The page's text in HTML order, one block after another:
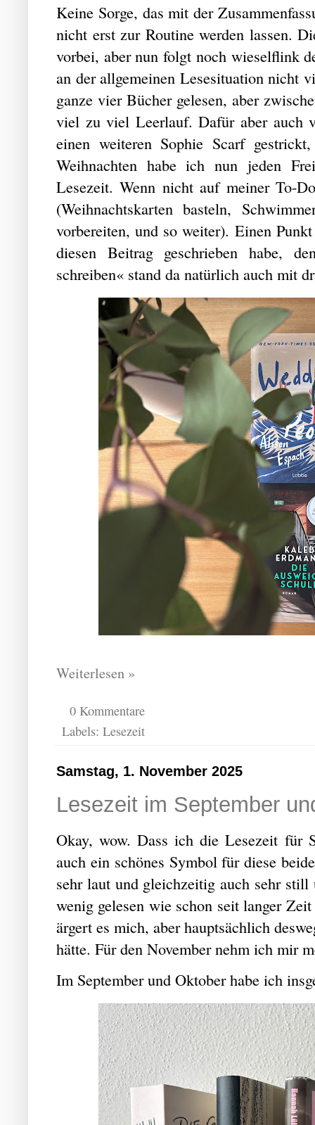
Keine Sorge, das mit der
nicht erst zur Routine werden lassen.
vorbei, aber nun folgt noch wieselflink
an der allgemeinen Lesesituation nicht
ganze vier Bücher gelesen, aber
viel zu viel Leerlauf. Dafür aber auch
einen weiteren Sophie Scarf
Weihnachten habe ich nun jeden
Lesezeit. Wenn nicht auf meiner To-
(Weihnachtskarten basteln,
vorbereiten, und so weiter). Einen
diesen Beitrag geschrieben habe,
schreiben« stand da natürlich auch mit
Weiterlesen »
0 Kommentare
Labels: Lesezeit
Samstag, 1. November 2025
Lesezeit im September
Okay, wow. Dass ich die Lesezeit für
auch ein schönes Symbol für diese
sehr laut und gleichzeitig auch sehr
wenig gelesen wie schon seit langer
ärgert es mich, aber hauptsächlich
hätte. Für den November nehm ich mir
Im September und Oktober habe ich